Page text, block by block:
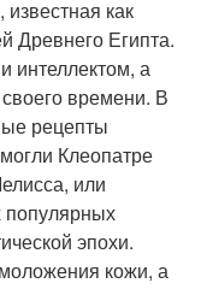
как
Древнего Египта.
интеллектом, а
времени. В
рецепты
Клеопатре
или
эпохи.
кожи, а